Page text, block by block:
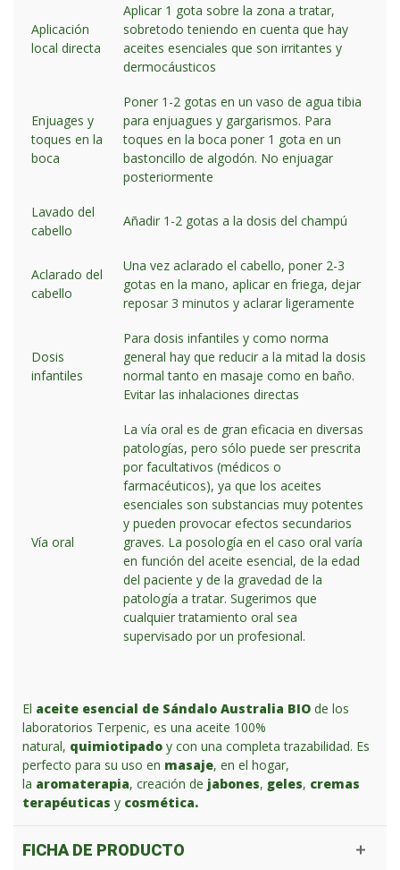
Aplicación
local directa
Aplicar 1 gota sobre la zona a tratar,
sobretodo teniendo en cuenta que hay
aceites esenciales que son irritantes y
dermocáusticos
Enjuages y
toques en la
boca
Poner 1-2 gotas en un vaso de agua tibia
para enjuagues y gargarismos. Para
toques en la boca poner 1 gota en un
bastoncillo de algodón. No enjuagar
posteriormente
Lavado del
cabello
Añadir 1-2 gotas a la dosis del champú
Aclarado del
cabello
Una vez aclarado el cabello, poner 2-3
gotas en la mano, aplicar en friega, dejar
reposar 3 minutos y aclarar ligeramente
Dosis
infantiles
Para dosis infantiles y como norma
general hay que reducir a la mitad la dosis
normal tanto en masaje como en baño.
Evitar las inhalaciones directas
Vía oral
La vía oral es de gran eficacia en diversas
patologías, pero sólo puede ser prescrita
por facultativos (médicos o
farmacéuticos), ya que los aceites
esenciales son substancias muy potentes
y pueden provocar efectos secundarios
graves. La posología en el caso oral varía
en función del aceite esencial, de la edad
del paciente y de la gravedad de la
patología a tratar. Sugerimos que
cualquier tratamiento oral sea
supervisado por un profesional.
El aceite esencial de Sándalo Australia BIO de los
laboratorios Terpenic, es una aceite 100%
natural, quimiotipado y con una completa trazabilidad. Es
perfecto para su uso en masaje, en el hogar,
la aromaterapia, creación de jabones, geles, cremas
terapéuticas y cosmética.
FICHA DE PRODUCTO